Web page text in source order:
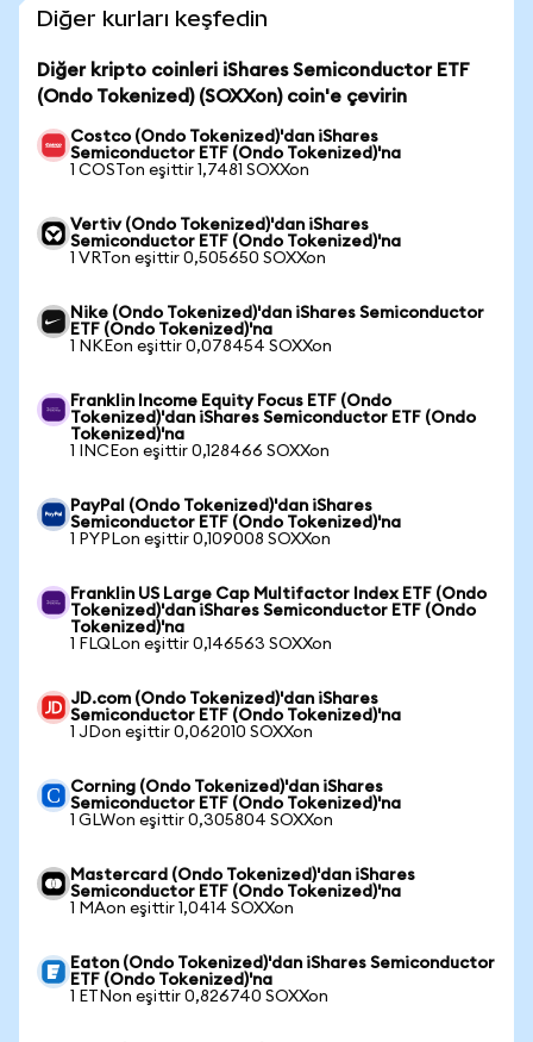
Diğer kurları keşfedin
Diğer kripto coinleri iShares Semiconductor ETF
(Ondo Tokenized) (SOXXon) coin'e çevirin
Costco (Ondo Tokenized)'dan iShares
Semiconductor ETF (Ondo Tokenized)'na
1 COSTon eşittir 1,7481 SOXXon
Vertiv (Ondo Tokenized)'dan iShares
Semiconductor ETF (Ondo Tokenized)'na
1 VRTon eşittir 0,505650 SOXXon
Nike (Ondo Tokenized)'dan iShares Semiconductor
ETF (Ondo Tokenized)'na
1 NKEon eşittir 0,078454 SOXXon
Franklin Income Equity Focus ETF (Ondo
Tokenized)'dan iShares Semiconductor ETF (Ondo
Tokenized)'na
1 INCEon eşittir 0,128466 SOXXon
PayPal (Ondo Tokenized)'dan iShares
Semiconductor ETF (Ondo Tokenized)'na
1 PYPLon eşittir 0,109008 SOXXon
Franklin US Large Cap Multifactor Index ETF (Ondo
Tokenized)'dan iShares Semiconductor ETF (Ondo
Tokenized)'na
1 FLQLon eşittir 0,146563 SOXXon
JD.com (Ondo Tokenized)'dan iShares
Semiconductor ETF (Ondo Tokenized)'na
1 JDon eşittir 0,062010 SOXXon
Corning (Ondo Tokenized)'dan iShares
Semiconductor ETF (Ondo Tokenized)'na
1 GLWon eşittir 0,305804 SOXXon
Mastercard (Ondo Tokenized)'dan iShares
Semiconductor ETF (Ondo Tokenized)'na
1 MAon eşittir 1,0414 SOXXon
Eaton (Ondo Tokenized)'dan iShares Semiconductor
ETF (Ondo Tokenized)'na
1 ETNon eşittir 0,826740 SOXXon